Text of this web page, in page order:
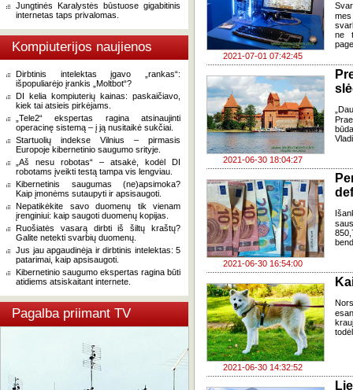
Jungtinės Karalystės būstuose gigabitinis
internetas taps privalomas.
Kompiuterijos naujienos
Dirbtinis intelektas įgavo „rankas“:
išpopuliarėjo įrankis „Moltbot“?
DI kelia kompiuterių kainas: paskaičiavo,
kiek tai atsieis pirkėjams.
„Tele2“ ekspertas ragina atsinaujinti
operacinę sistemą – į ją nusitaikė sukčiai.
Startuolių indekse Vilnius – pirmasis
Europoje kibernetinio saugumo srityje.
„Aš nesu robotas“ – atsakė, kodėl DI
robotams įveikti testą tampa vis lengviau.
Kibernetinis saugumas (ne)apsimoka?
Kaip įmonėms sutaupyti ir apsisaugoti.
Nepatikėkite savo duomenų tik vienam
įrenginiui: kaip saugoti duomenų kopijas.
Ruošiatės vasarą dirbti iš šiltų kraštų?
Galite netekti svarbių duomenų.
Jus jau apgaudinėja ir dirbtinis intelektas: 5
patarimai, kaip apsisaugoti.
Kibernetinio saugumo ekspertas ragina būti
atidiems atsiskaitant internete.
Pagalba priimant TV
2021-07-01 07:42:45
ne
2021-06-30 18:04:27
2021-06-30 16:54:00
2021-06-30 14:32:52